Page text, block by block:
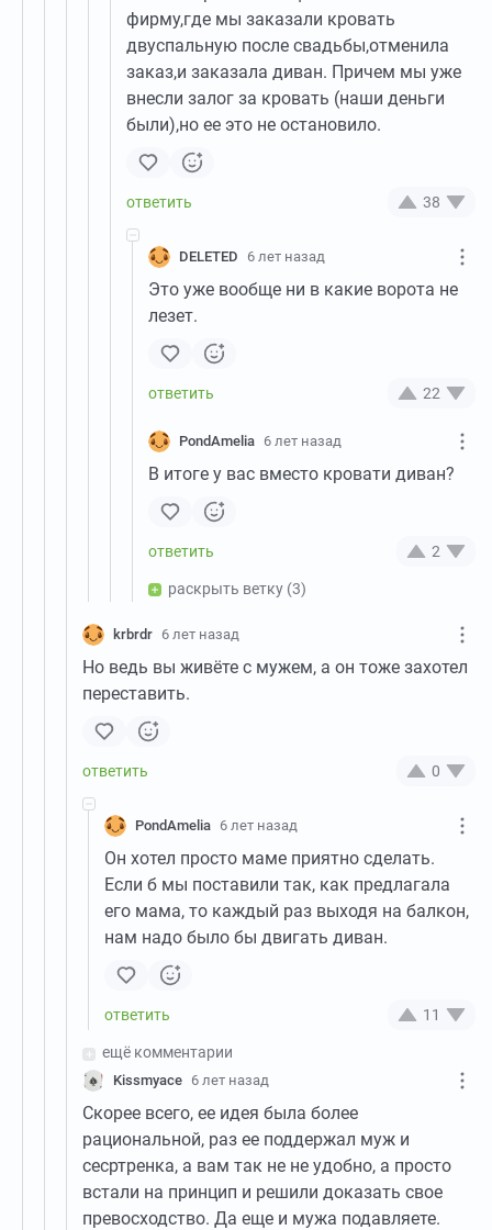
фирму,где мы заказали кровать
двуспальную после свадьбы,отменила
заказ,и заказала диван. Причем мы уже
внесли залог за кровать (наши деньги
были),но ее это не остановило.
38
DELETED 6 лет назад
Это уже вообще ни в какие ворота не
лезет.
22
PondAmelia 6 лет назад
В итоге у вас вместо кровати диван?
2
раскрыть ветку (3)
krbrdr 6 лет назад
Но ведь вы живёте с мужем, а он тоже захотел
переставить.
0
PondAmelia 6 лет назад
Он хотел просто маме приятно сделать.
Если б мы поставили так, как предлагала
его мама, то каждый раз выходя на балкон,
нам надо было бы двигать диван.
11
ещё комментарии
Kissmyace 6 лет назад
Скорее всего, ее идея была более
рациональной, раз ее поддержал муж и
сесртренка, а вам так не не удобно, а просто
встали на принцип и решили доказать свое
превосходство. Да еще и мужа подавляете.